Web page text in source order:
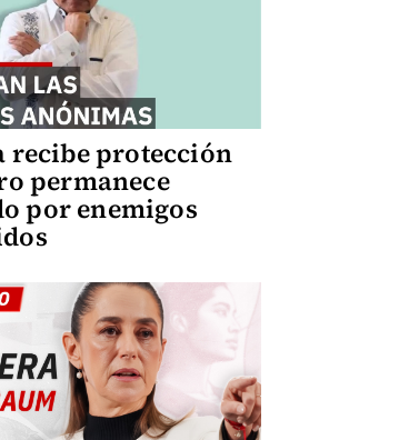
recibe protección
permanece
por enemigos